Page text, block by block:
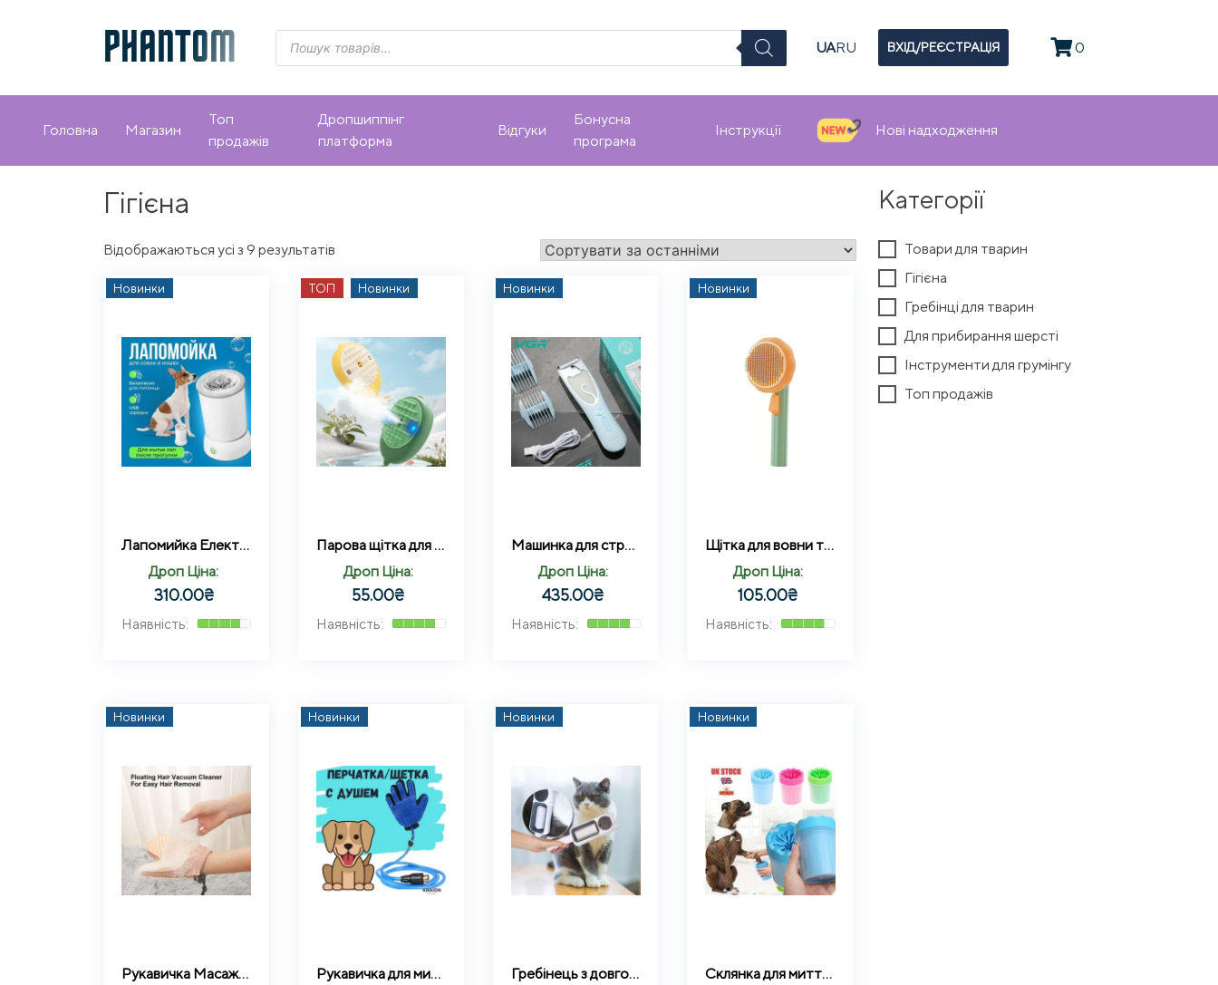
PHANTOM
Пошук
товарів
UARU ВХІД/РЕЄСТРАЦІЯ 0
Головна Магазин
Топ
продажів
Дропшиппінг
платформа
Відгуки
Бонусна
програма
Інструкції Нові надходження
Гігієна
Відображаються усі з 9 результатів
latest
Новинки
Лапомийка Електрична Універсальна Акумуляторна Біла Склянка для миття та чищення лап 2 режими
Дроп Ціна:
310.00₴
ТОП Новинки
Парова щітка для вовни з отвором для рідини Pet comb
Дроп Ціна:
55.00₴
Новинки
Машинка для стрижки тварин VGR V-203
Дроп Ціна:
435.00₴
Новинки
Щітка для вовни тварин W26
Дроп Ціна:
105.00₴
Новинки
Рукавичка Масажна щітка для видалення вовни кішок та собак із захистом від подряпин Digeus
Новинки
Рукавичка для миття тварин Pet Washer із шлангом Sensitive 2м Синя
Новинки
Гребінець з довгою ручкою щітка для домашніх тварин
Новинки
Склянка для миття лап, лапомийка маленька для собак, мийка для лап “Soft Gentle”
Категорії
Товари для тварин
Гігієна
Гребінці для тварин
Для прибирання шерсті
Інструменти для грумінгу
Топ продажів